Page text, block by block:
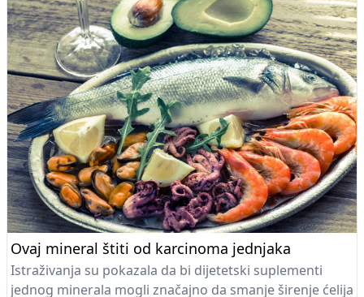
Ovaj mineral štiti od karcinoma jednjaka
Istraživanja su pokazala da bi dijetetski suplementi
jednog minerala mogli značajno da smanje širenje ćelija